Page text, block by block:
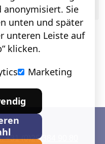
+31 (0)26 384 90 80
anonymisiert. Sie
unten und später
unteren Leiste auf
klicken.
Marketing